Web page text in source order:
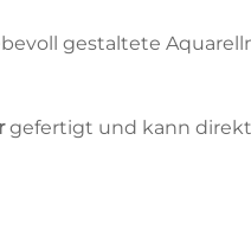
gestaltete
gefertigt und kann